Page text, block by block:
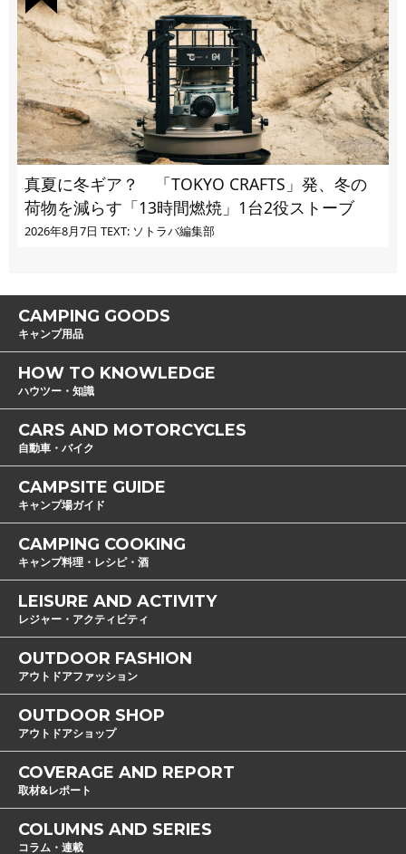
真夏に冬ギア？ 「TOKYO CRAFTS」発、冬の
荷物を減らす「13時間燃焼」1台2役ストーブ
2026年8月7日 TEXT: ソトラバ編集部
CAMPING GOODS
キャンプ用品
HOW TO KNOWLEDGE
ハウツー・知識
CARS AND MOTORCYCLES
自動車・バイク
CAMPSITE GUIDE
キャンプ場ガイド
CAMPING COOKING
キャンプ料理・レシピ・酒
LEISURE AND ACTIVITY
レジャー・アクティビティ
OUTDOOR FASHION
アウトドアファッション
OUTDOOR SHOP
アウトドアショップ
COVERAGE AND REPORT
取材&レポート
COLUMNS AND SERIES
コラム・連載